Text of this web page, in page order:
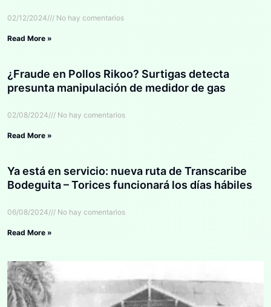
02/12/2024 No hay comentarios
Read More »
¿Fraude en Pollos Rikoo? Surtigas detecta
presunta manipulación de medidor de gas
02/08/2024 No hay comentarios
Read More »
Ya está en servicio: nueva ruta de Transcaribe
Bodeguita – Torices funcionará los días hábiles
06/08/2024 No hay comentarios
Read More »